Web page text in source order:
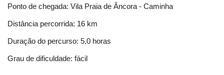
Ponto de chegada: Vila Praia de Âncora - Caminha
Distância percorrida: 16 km
Duração do percurso: 5,0 horas
Grau de dificuldade: fácil